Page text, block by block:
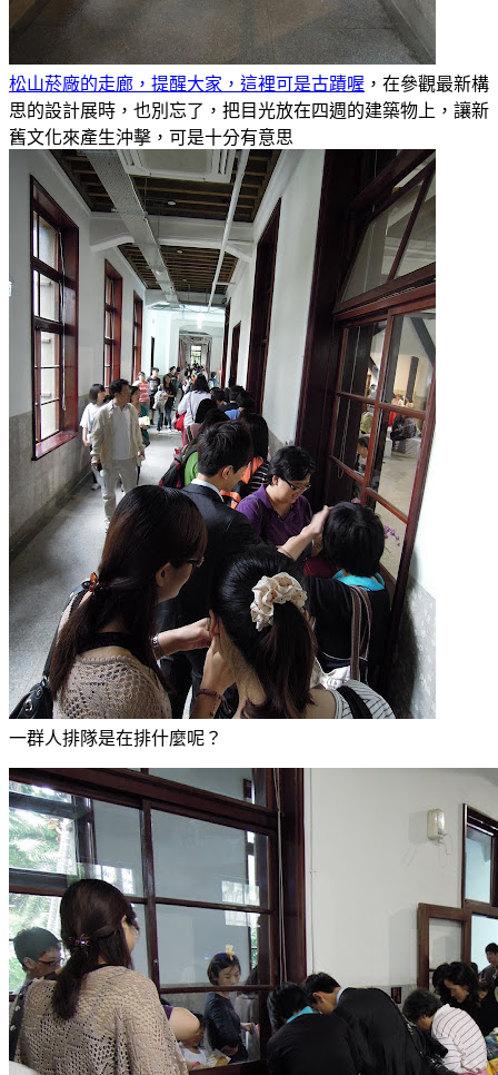
松山菸廠的走廊，提醒大家，這裡可是古蹟喔 ，在參觀最新構
思的設計展時，也別忘了，把目光放在四週的建築物上，讓新
舊文化來產生沖擊，可是十分有意思
一群人排隊是在排什麼呢？